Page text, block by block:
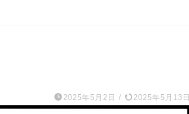
2025年5月2日 / 2025年5月13日